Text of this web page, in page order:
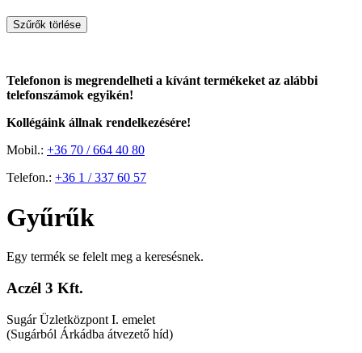
Szűrők törlése
Telefonon is megrendelheti a kívánt termékeket az alábbi
telefonszámok egyikén!
Kollégáink állnak rendelkezésére!
Mobil.: +36 70 / 664 40 80
Telefon.: +36 1 / 337 60 57
Gyűrűk
Egy termék se felelt meg a keresésnek.
Aczél 3 Kft.
Sugár Üzletközpont I. emelet
(Sugárból Árkádba átvezető híd)